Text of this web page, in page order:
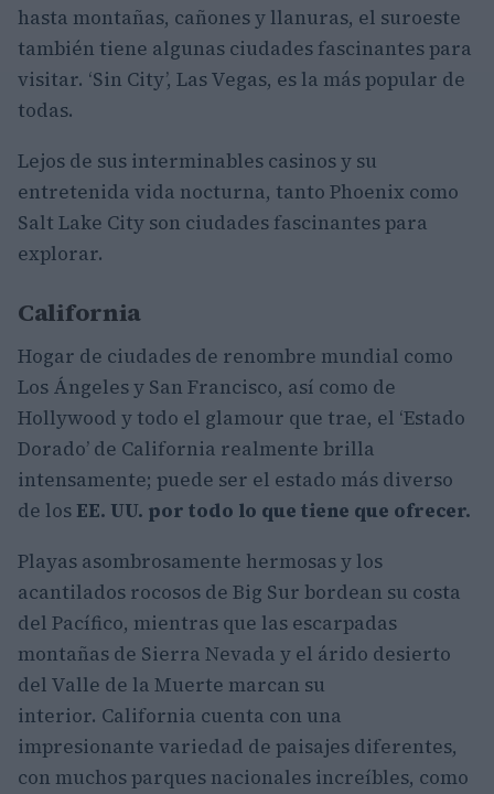
hasta montañas, cañones y llanuras, el suroeste
también tiene algunas ciudades fascinantes para
visitar. ‘Sin City’, Las Vegas, es la más popular de
todas.
Lejos de sus interminables casinos y su
entretenida vida nocturna, tanto Phoenix como
Salt Lake City son ciudades fascinantes para
explorar.
California
Hogar de ciudades de renombre mundial como
Los Ángeles y San Francisco, así como de
Hollywood y todo el glamour que trae, el ‘Estado
Dorado’ de California realmente brilla
intensamente; puede ser el estado más diverso
de los EE. UU. por todo lo que tiene que ofrecer.
Playas asombrosamente hermosas y los
acantilados rocosos de Big Sur bordean su costa
del Pacífico, mientras que las escarpadas
montañas de Sierra Nevada y el árido desierto
del Valle de la Muerte marcan su
interior. California cuenta con una
impresionante variedad de paisajes diferentes,
con muchos parques nacionales increíbles, como